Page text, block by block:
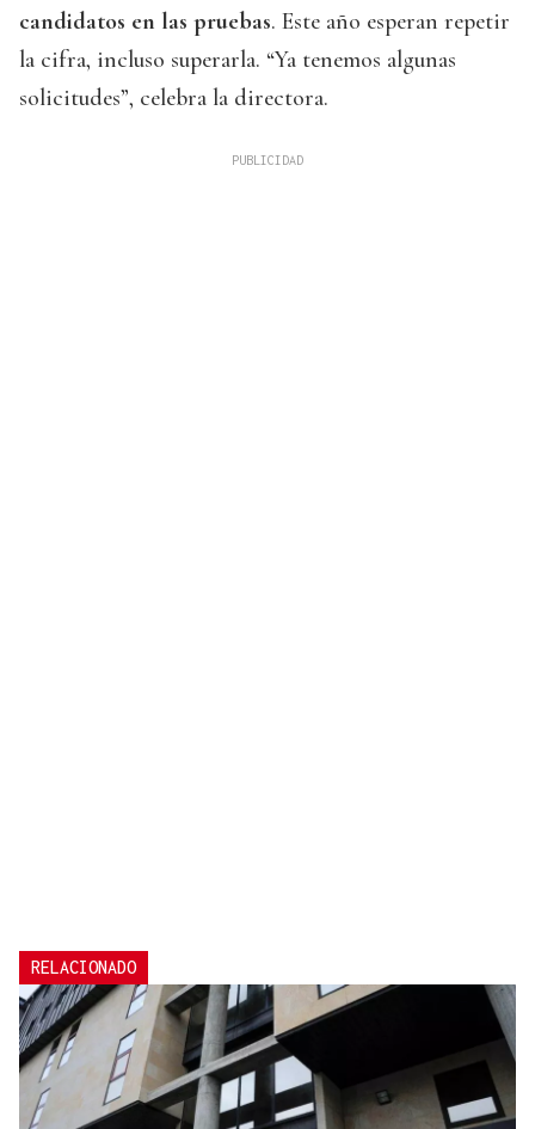
candidatos en las pruebas. Este año esperan repetir
la cifra, incluso superarla. “Ya tenemos algunas
solicitudes”, celebra la directora.
RELACIONADO